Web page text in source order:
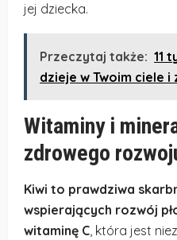
jej dziecka.
Przeczytaj także: 11
dzieje w Twoim ciele i
Witaminy i
zdrowego
Kiwi to prawdziwa
wspierających rozwój
witaminę C, która jest